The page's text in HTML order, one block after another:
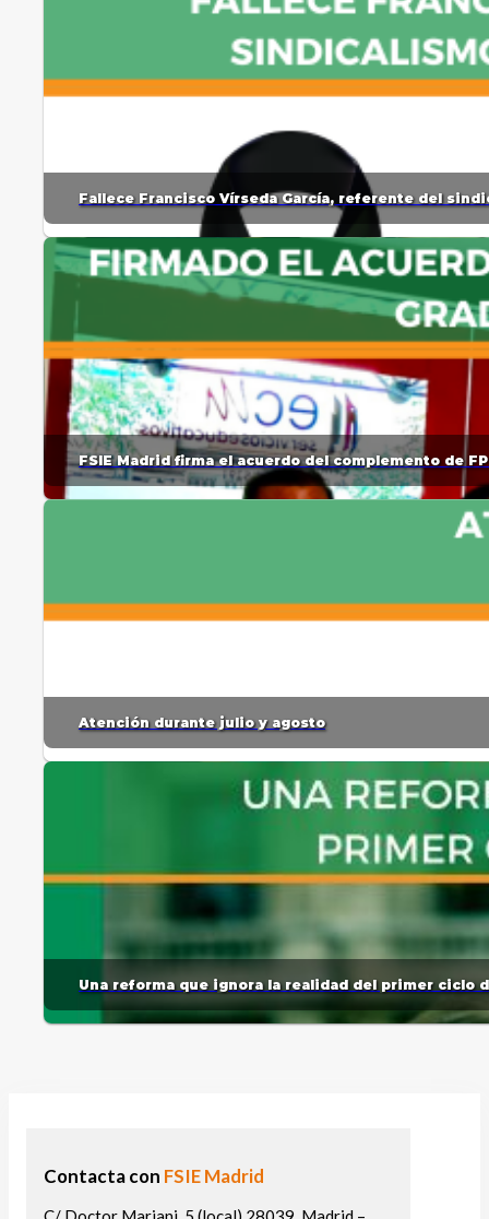
Fallece Francisco Vírseda García, referente del
FSIE Madrid firma el acuerdo del complemento de
Atención durante julio y agosto
Una reforma que ignora la realidad del primer ciclo
Contacta con FSIE Madrid